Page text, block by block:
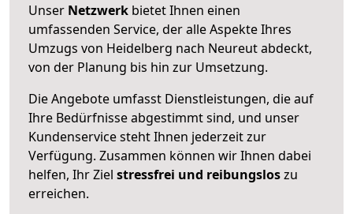
Unser Netzwerk bietet Ihnen einen
umfassenden Service, der alle Aspekte Ihres
Umzugs von Heidelberg nach Neureut abdeckt,
von der Planung bis hin zur Umsetzung.
Die Angebote umfasst Dienstleistungen, die auf
Ihre Bedürfnisse abgestimmt sind, und unser
Kundenservice steht Ihnen jederzeit zur
Verfügung. Zusammen können wir Ihnen dabei
helfen, Ihr Ziel stressfrei und reibungsloszu
erreichen.